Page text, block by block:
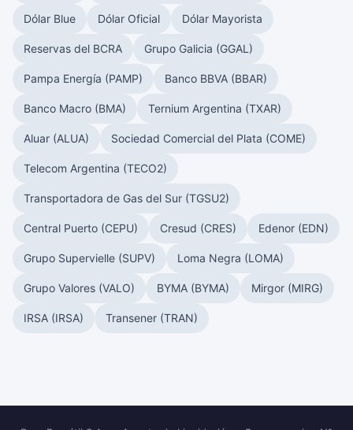
Dólar Blue Dólar Oficial Dólar Mayorista
Reservas del BCRA Grupo Galicia (GGAL)
Pampa Energía (PAMP) Banco BBVA (BBAR)
Banco Macro (BMA) Ternium Argentina (TXAR)
Aluar (ALUA) Sociedad Comercial del Plata (COME)
Telecom Argentina (TECO2)
Transportadora de Gas del Sur (TGSU2)
Central Puerto (CEPU) Cresud (CRES) Edenor (EDN)
Grupo Supervielle (SUPV) Loma Negra (LOMA)
Grupo Valores (VALO) BYMA (BYMA) Mirgor (MIRG)
IRSA (IRSA) Transener (TRAN)